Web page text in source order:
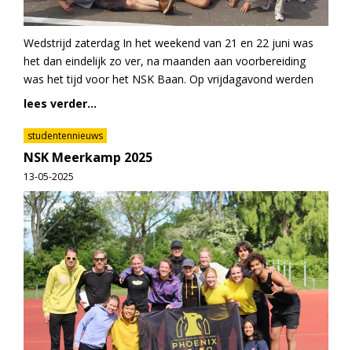
Wedstrijd zaterdag In het weekend van 21 en 22 juni was
het dan eindelijk zo ver, na maanden aan voorbereiding
was het tijd voor het NSK Baan. Op vrijdagavond werden
lees verder...
studentennieuws
NSK Meerkamp 2025
13-05-2025